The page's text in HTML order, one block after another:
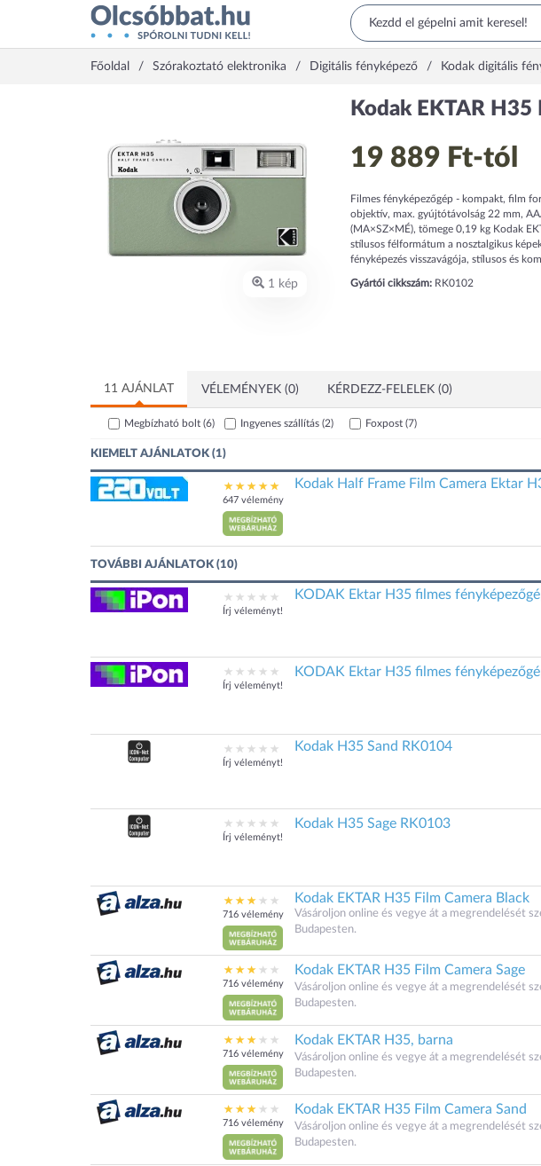
Főoldal Szórakoztató elektronika Digitális fényképező Kodak digitális
1 kép
Kodak EKTAR
19 889 Ft-tól
Filmes fényképezőgép - kompakt, film
objektív, max. gyújtótávolság 22 mm,
(MA×SZ×MÉ), tömege 0,19 kg Kodak
stílusos félformátum a nosztalgikus
fényképezés visszavágója, stílusos és
Gyártói cikkszám:RK0102
11 AJÁNLAT VÉLEMÉNYEK (0) KÉRDEZZ-FELELEK (0)
Megbízható bolt (6) Ingyenes szállítás (2) Foxpost (7)
KIEMELT AJÁNLATOK (1)
647 vélemény
Kodak Half Frame Film Camera Ektar
TOVÁBBI AJÁNLATOK (10)
Írj véleményt!
KODAK Ektar H35 filmes
Írj véleményt!
KODAK Ektar H35 filmes
Írj véleményt!
Kodak H35 Sand RK0104
Írj véleményt!
Kodak H35 Sage RK0103
716 vélemény
Kodak EKTAR H35 Film Camera Black
Vásároljon online és vegye át a megrendelését
Budapesten.
716 vélemény
Kodak EKTAR H35 Film Camera Sage
Vásároljon online és vegye át a megrendelését
Budapesten.
716 vélemény
Kodak EKTAR H35, barna
Vásároljon online és vegye át a megrendelését
Budapesten.
716 vélemény
Kodak EKTAR H35 Film Camera Sand
Vásároljon online és vegye át a megrendelését
Budapesten.